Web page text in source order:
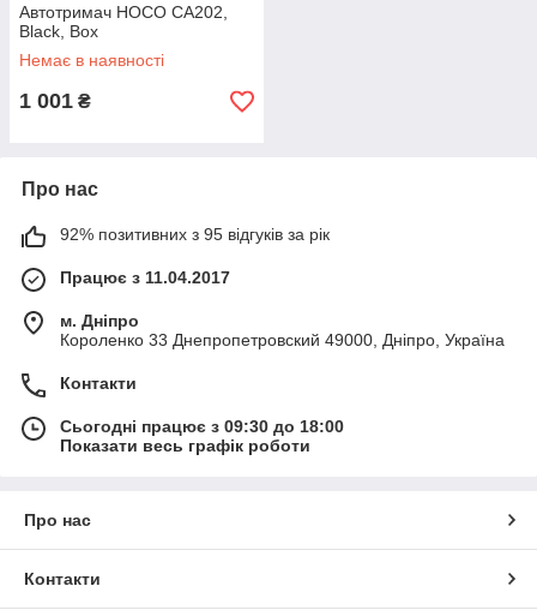
Автотримач HOCO CA202,
Black, Box
Немає в наявності
1 001 ₴
Про нас
92% позитивних з 95 відгуків за рік
Працює з 11.04.2017
м. Дніпро
Короленко 33 Днепропетровский 49000, Дніпро, Україна
Контакти
Сьогодні працює з 09:30 до 18:00
Показати весь графік роботи
Про нас
Контакти